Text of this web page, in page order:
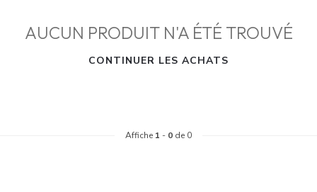
AUCUN PRODUIT N'A ÉTÉ TROUVÉ
CONTINUER LES ACHATS
Affiche 1 - 0 de 0